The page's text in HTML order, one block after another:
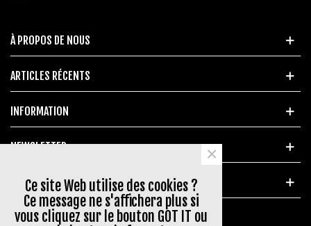
À PROPOS DE NOUS
ARTICLES RÉCENTS
INFORMATION
NEWSLETTER
MARQUES POPULAIRES
Ce site Web utilise des cookies ?
Ce message ne s'affichera plus si
vous cliquez sur le bouton GOT IT ou
×